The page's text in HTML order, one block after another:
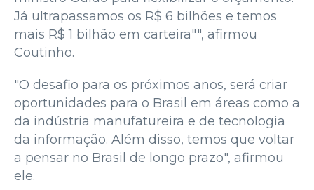
Já ultrapassamos os R$ 6 bilhões e temos
mais R$ 1 bilhão em carteira"", afirmou
Coutinho.
"O desafio para os próximos anos, será criar
oportunidades para o Brasil em áreas como a
da indústria manufatureira e de tecnologia
da informação. Além disso, temos que voltar
a pensar no Brasil de longo prazo", afirmou
ele.